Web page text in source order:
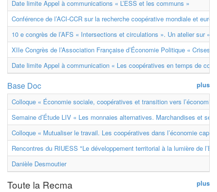
Date limite Appel à communications « L’ESS et les communs »
Conférence de l’ACI-CCR sur la recherche coopérative mondiale et
10 e congrès de l’AFS « Intersections et circulations ». Un atelier sur «
XIIe Congrès de l’Association Française d’Économie Politique « Crises
Date limite Appel à communication « Les coopératives en temps de
plus
Base Doc
Colloque « Économie sociale, coopératives et transition vers
Semaine d’Étude LIV « Les monnaies alternatives. Marchandises et
Colloque « Mutualiser le travail. Les coopératives dans l’économie
Rencontres du RIUESS "Le développement territorial à la lumière de
Danièle Desmoutier
plus
Toute la Recma